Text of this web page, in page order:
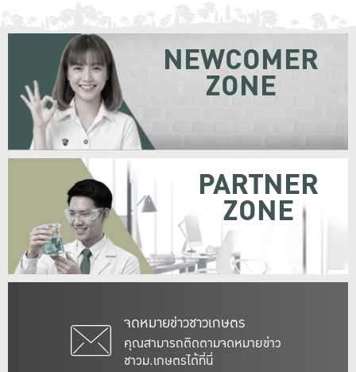
จดหมายข่าวชาวเกษตร
คุณสามารถติดตามจดหมายข่าว
ชาวม.เกษตรได้ที่นี่
NEWCOMER
ZONE
PARTNER
ZONE